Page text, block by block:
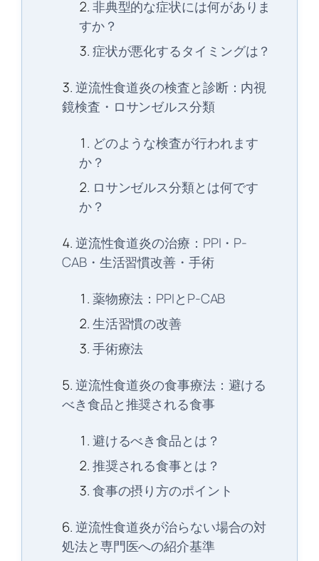
非典型的な症状には何がありま
すか？
症状が悪化するタイミングは？
逆流性食道炎の検査と診断：内視
鏡検査・ロサンゼルス分類
どのような検査が行われます
か？
ロサンゼルス分類とは何です
か？
逆流性食道炎の治療：PPI・P-
CAB・生活習慣改善・手術
薬物療法：PPIとP-CAB
生活習慣の改善
手術療法
逆流性食道炎の食事療法：避ける
べき食品と推奨される食事
避けるべき食品とは？
推奨される食事とは？
食事の摂り方のポイント
逆流性食道炎が治らない場合の対
処法と専門医への紹介基準